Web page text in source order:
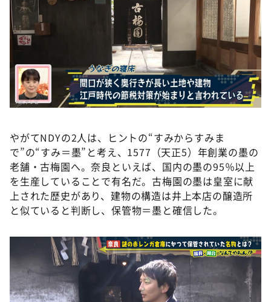
やがてNDYの2人は、ヒントの“すみからすみま
で”の“すみ＝墨”と考え、1577（天正5）年創業の墨の
老舗・古梅園へ。奈良といえば、国内の墨の95％以上
を生産していることで有名だ。古梅園の墨は皇室に献
上された歴史があり、建物の構造は井上本店の醸造所
と似ていると判断し、保管物＝墨と確信した。